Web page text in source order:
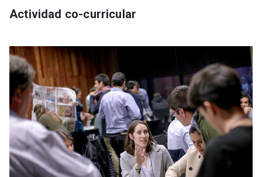
Actividad co-curricular